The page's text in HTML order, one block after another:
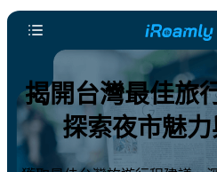
揭開台灣最佳旅
探索夜市魅